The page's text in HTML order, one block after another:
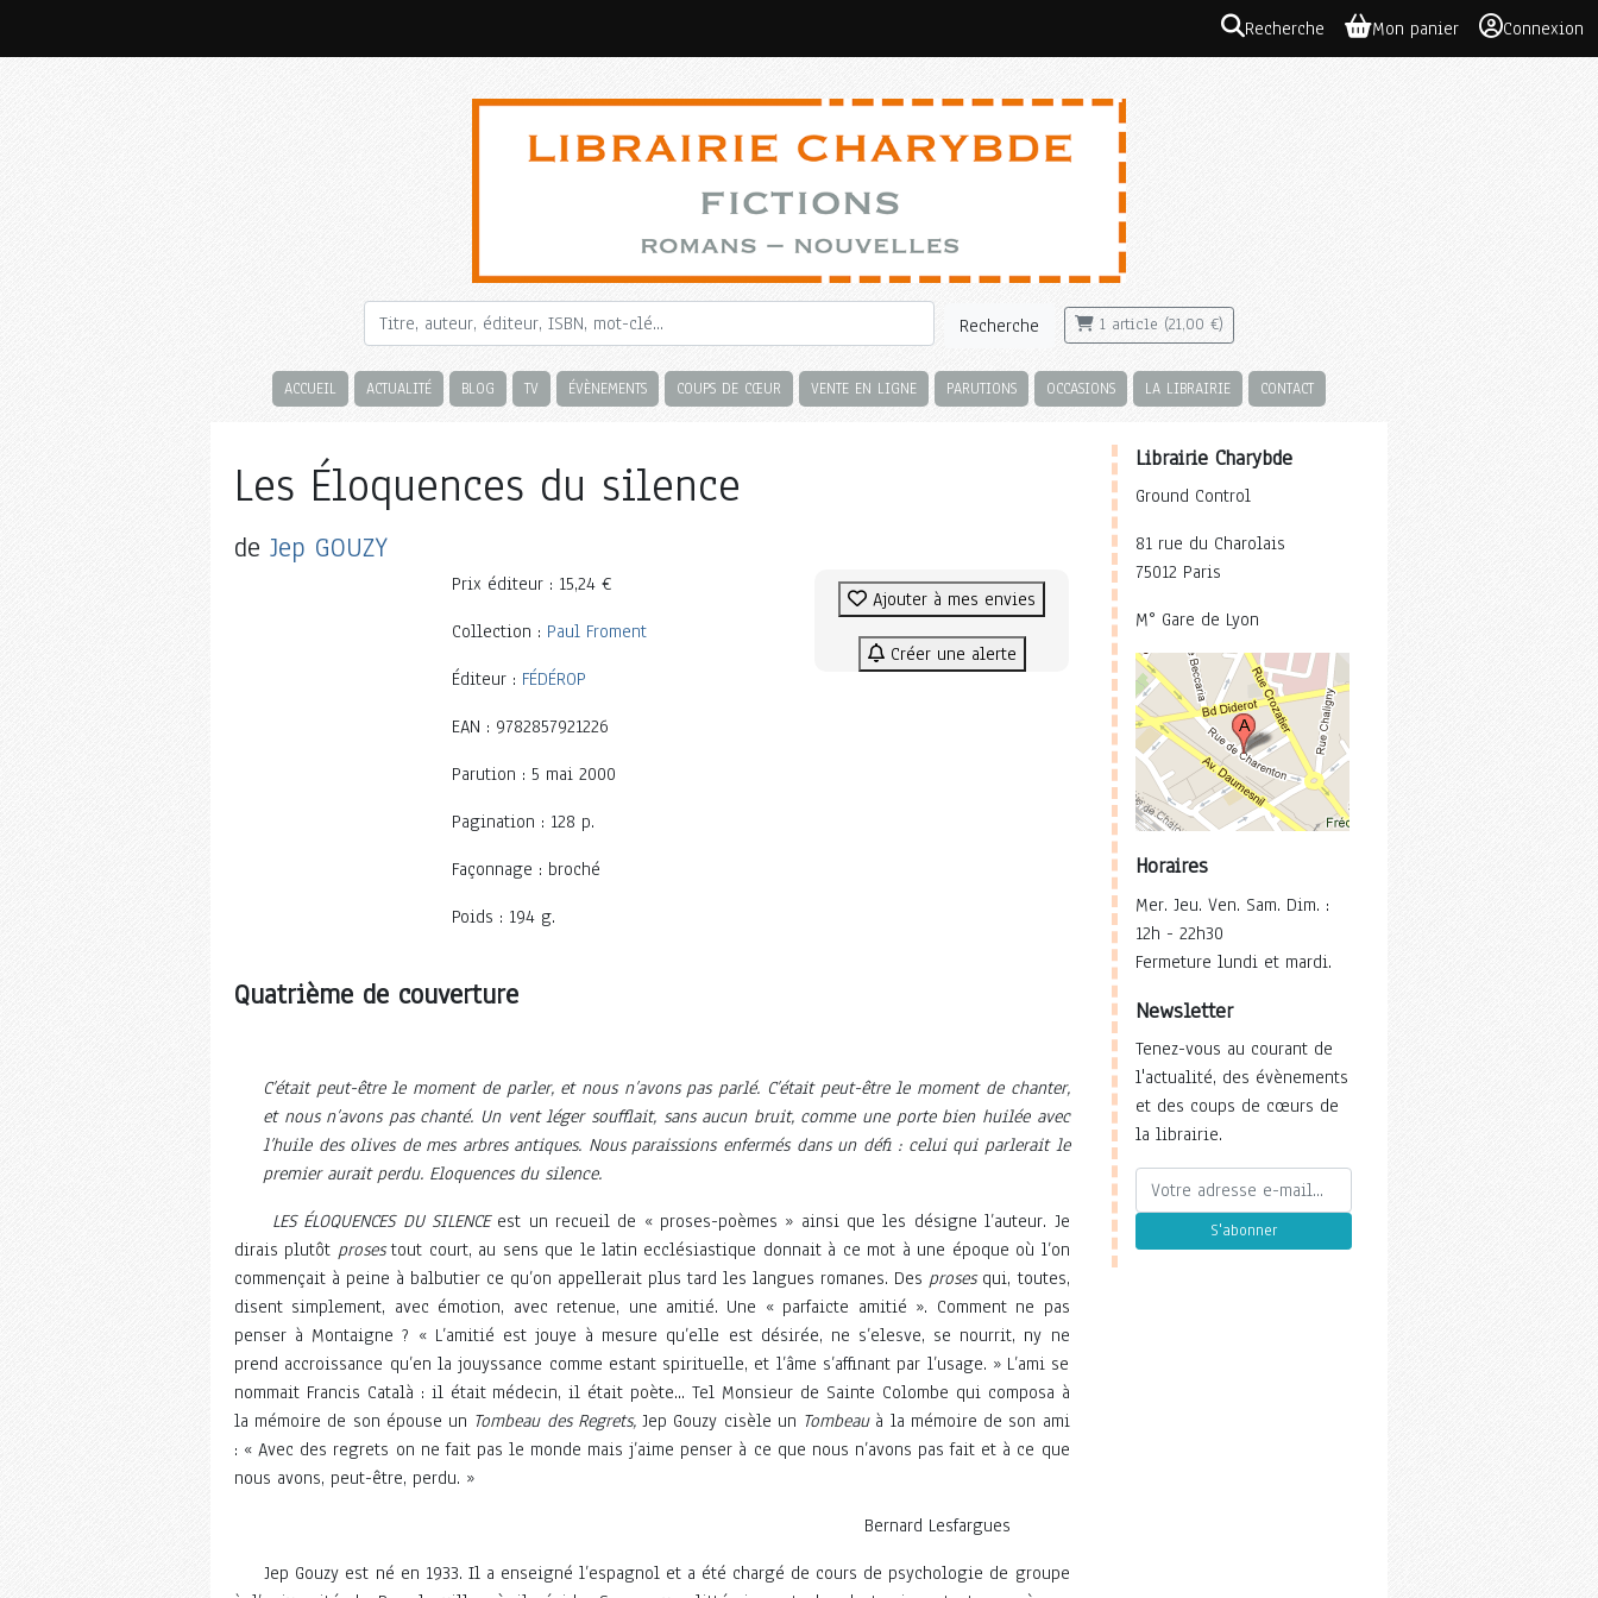
Recherche Mon panier Connexion
Recherche 1 article (21,00 €)
ACCUEIL ACTUALITÉ BLOG TV ÉVÈNEMENTS COUPS DE CŒUR VENTE EN LIGNE PARUTIONS OCCASIONS LA LIBRAIRIE CONTACT
Les Éloquences du silence
de Jep GOUZY
Prix éditeur : 15,24 €
Collection : Paul Froment
Éditeur : FÉDÉROP
EAN : 9782857921226
Parution : 5 mai 2000
Pagination : 128 p.
Façonnage : broché
Poids : 194 g.
Ajouter à mes envies
Créer une alerte
Quatrième de couverture
C’était peut-être le moment de parler, et nous n’avons pas parlé. C’était peut-être le moment de chanter,
et nous n’avons pas chanté. Un vent léger soufflait, sans aucun bruit, comme une porte bien huilée avec
l’huile des olives de mes arbres antiques. Nous paraissions enfermés dans un défi : celui qui parlerait le
premier aurait perdu. Eloquences du silence.
LES ÉLOQUENCES DU SILENCEest un recueil de « proses-poèmes » ainsi que les désigne l’auteur. Je
dirais plutôt prosestout court, au sens que le latin ecclésiastique donnait à ce mot à une époque où l’on
commençait à peine à balbutier ce qu’on appellerait plus tard les langues romanes. Des prosesqui, toutes,
disent simplement, avec émotion, avec retenue, une amitié. Une « parfaicte amitié ». Comment ne pas
penser à Montaigne ? « L’amitié est jouye à mesure qu’elle est désirée, ne s’elesve, se nourrit, ny ne
prend accroissance qu’en la jouyssance comme estant spirituelle, et l’âme s’affinant par l’usage. » L’ami se
nommait Francis Català : il était médecin, il était poète... Tel Monsieur de Sainte Colombe qui composa à
la mémoire de son épouse un Tombeau des Regrets,Jep Gouzy cisèle un Tombeauà la mémoire de son ami
: « Avec des regrets on ne fait pas le monde mais j’aime penser à ce que nous n’avons pas fait et à ce que
nous avons, peut-être, perdu. »
Bernard Lesfargues
Jep Gouzy est né en 1933. Il a enseigné l’espagnol et a été chargé de cours de psychologie de groupe
Librairie Charybde
Ground Control
81 rue du Charolais
75012 Paris
M° Gare de Lyon
Horaires
Mer. Jeu. Ven. Sam. Dim. :
12h - 22h30
Fermeture lundi et mardi.
Newsletter
Tenez-vous au courant de
l'actualité, des évènements
et des coups de cœurs de
la librairie.
S'abonner